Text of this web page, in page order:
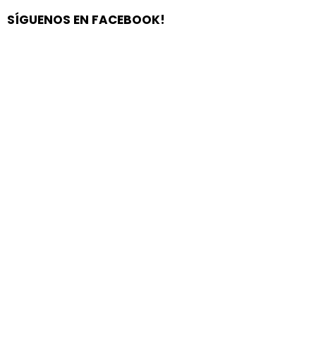
SÍGUENOS EN FACEBOOK!